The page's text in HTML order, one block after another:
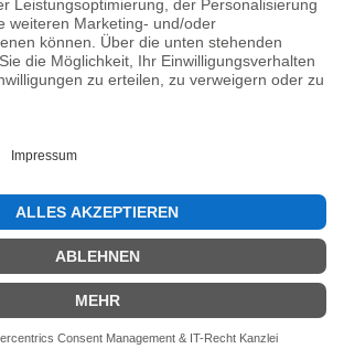
Unsere Prüfsiegel